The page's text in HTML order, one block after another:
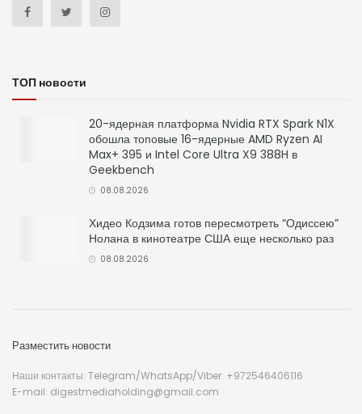
ТОП новости
20-ядерная платформа Nvidia RTX Spark N1X
обошла топовые 16-ядерные AMD Ryzen AI
Max+ 395 и Intel Core Ultra X9 388H в
Geekbench
08.08.2026
Хидео Кодзима готов пересмотреть “Одиссею”
Нолана в кинотеатре США еще несколько раз
08.08.2026
Разместить новости
Наши контакты: Telegram/WhatsApp/Viber: +972546406116
E-mail: digestmediaholding@gmail.com